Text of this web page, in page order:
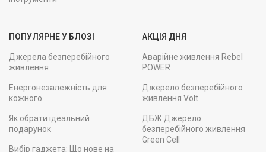
ПОПУЛЯРНЕ У БЛОЗІ
Джерела безперебійного
живлення
Енергонезалежність для
кожного
Як обрати ідеальний
подарунок
Вибір гаджета: Що нове на
АКЦІЯ ДНЯ
Аварійне живлення Rebel
POWER
Джерело безперебійного
живлення Volt
ДБЖ Джерело
безперебійного живлення
Green Cell